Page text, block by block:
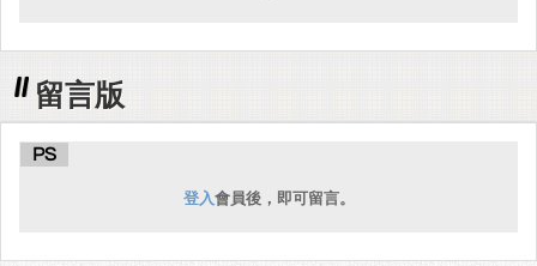
留言版
PS
登入會員後，即可留言。